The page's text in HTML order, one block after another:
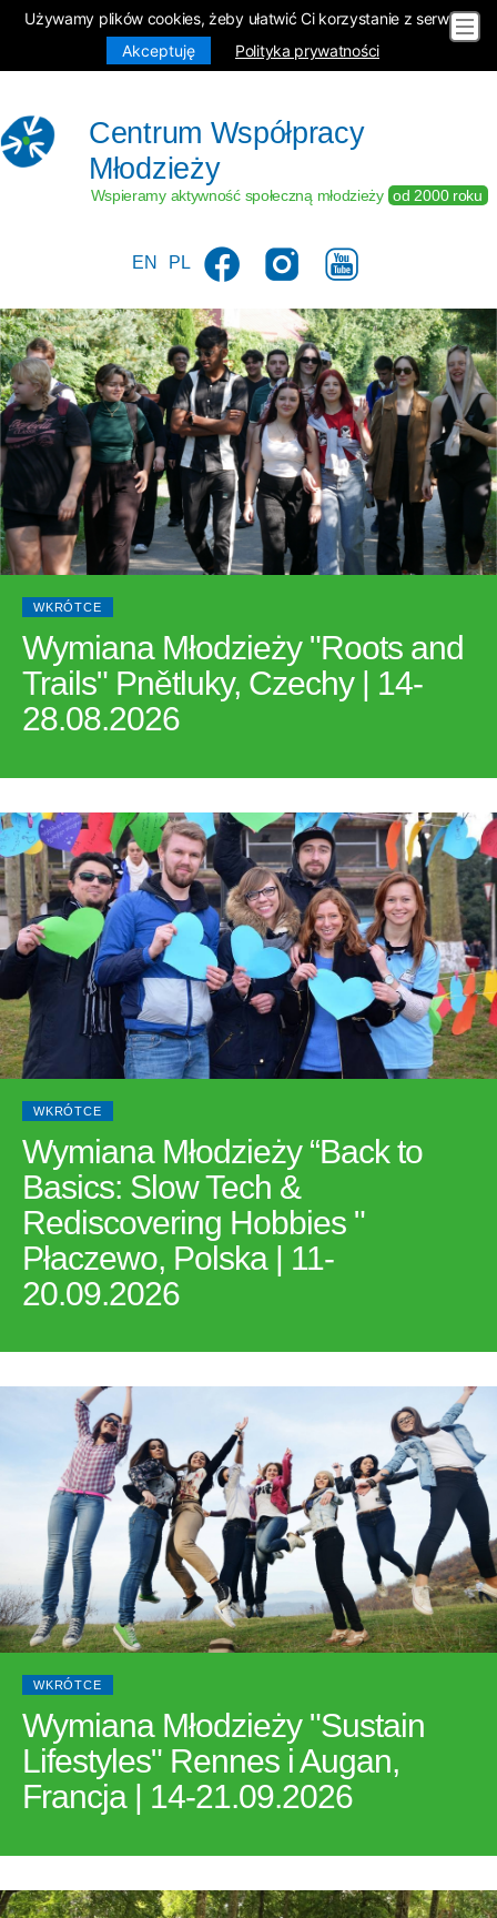
Używamy plików cookies, żeby ułatwić Ci korzystanie z serwisu.
Akceptuję
Polityka prywatności
Centrum Współpracy
Młodzieży
Wspieramy aktywność społeczną młodzieży od 2000 roku
EN PL
WKRÓTCE
Wymiana Młodzieży "Roots and
Trails" Pnětluky, Czechy | 14-
28.08.2026
WKRÓTCE
Wymiana Młodzieży “Back to
Basics: Slow Tech &
Rediscovering Hobbies "
Płaczewo, Polska | 11-
20.09.2026
WKRÓTCE
Wymiana Młodzieży "Sustain
Lifestyles" Rennes i Augan,
Francja | 14-21.09.2026